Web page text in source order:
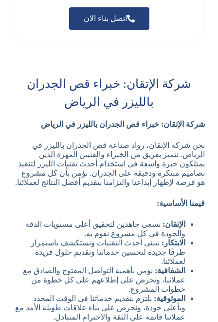
اتصل بناء الان
شركة الإتقان: خبراء قص الجدران
بالليزر في الرياض
شركة الإتقان: خبراء قص الجدران بالليزر في الرياض
نحن شركة الإتقان، رواد صناعة قص الجدران بالليزر في
الرياض. نتميز بفريق من الخبراء والفنيين المهرة الذين
يمتلكون خبرة واسعة في استخدام أحدث تقنيات الليزر لتنفيذ
تصاميم مبتكرة ودقيقة على الجدران. نؤمن بأن كل مشروع
هو فرصة لإظهار إبداعنا والتزامنا بتقديم أفضل النتائج لعملائنا.
قيمنا الأساسية:
الإتقان: نسعى جاهدين لتحقيق أعلى مستويات الدقة
والجودة في كل مشروع نقوم به.
الابتكار: نتبنى أحدث التقنيات ونستكشف باستمرار
طرقًا جديدة لتحسين خدماتنا وتقديم حلول فريدة
لعملائنا.
الشفافية: نؤمن بأهمية التواصل المفتوح والصادق مع
عملائنا، ونحرص على إطلاعهم على كل خطوة من
خطوات المشروع.
الموثوقية: نلتزم بتقديم خدماتنا في الوقت المحدد
وبأعلى جودة، ونحرص على بناء علاقات طويلة الأمد مع
عملائنا قائمة على الثقة والاحترام المتبادل.